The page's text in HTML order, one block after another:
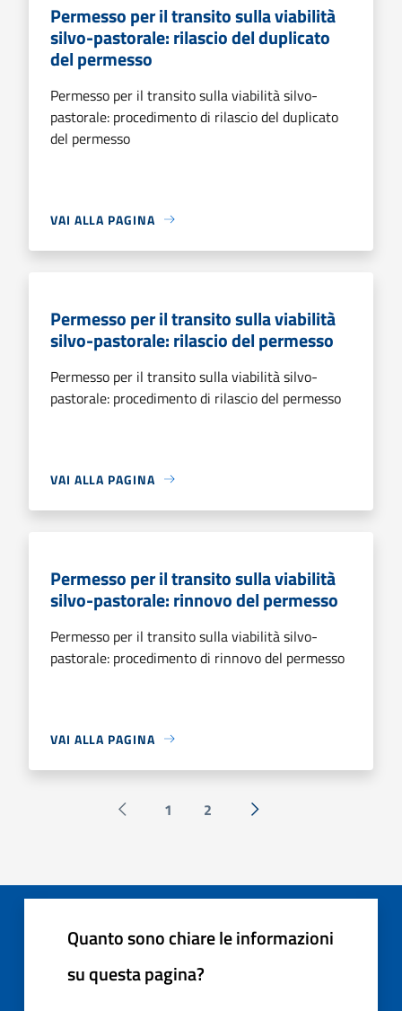
Permesso per il transito sulla viabilità
silvo-pastorale: rilascio del duplicato
del permesso
Permesso per il transito sulla viabilità silvo-
pastorale: procedimento di rilascio del duplicato
del permesso
VAI ALLA PAGINA
Permesso per il transito sulla viabilità
silvo-pastorale: rilascio del permesso
Permesso per il transito sulla viabilità silvo-
pastorale: procedimento di rilascio del permesso
VAI ALLA PAGINA
Permesso per il transito sulla viabilità
silvo-pastorale: rinnovo del permesso
Permesso per il transito sulla viabilità silvo-
pastorale: procedimento di rinnovo del permesso
VAI ALLA PAGINA
Pagina precedente
1 2 Successiva »
Quanto sono chiare le informazioni
su questa pagina?